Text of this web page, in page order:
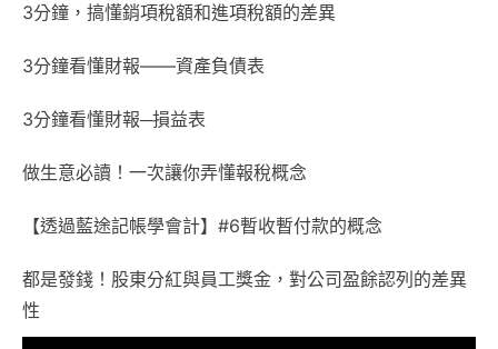
3分鐘，搞懂銷項稅額和進項稅額的差異
3分鐘看懂財報——資產負債表
3分鐘看懂財報─損益表
做生意必讀！一次讓你弄懂報稅概念
【透過藍途記帳學會計】#6暫收暫付款的概念
都是發錢！股東分紅與員工獎金，對公司盈餘認列的差異
性